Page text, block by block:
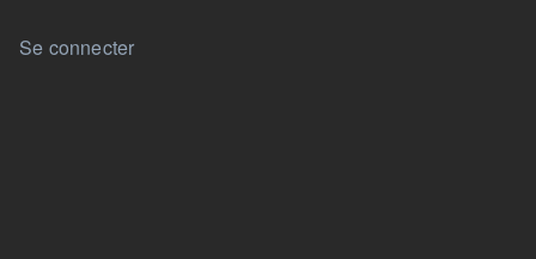
User account menu
Se connecter